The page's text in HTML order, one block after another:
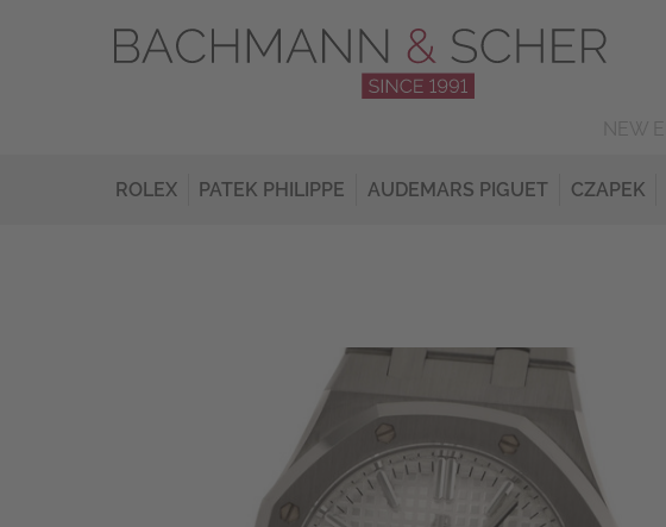
ROLEX PATEK PHILIPPE AUDEMARS PIGUET CZAPEK